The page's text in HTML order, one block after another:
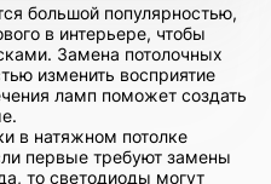
большой популярностью,
в интерьере, чтобы
Замена потолочных
изменить восприятие
ламп поможет создать
в натяжном потолке
первые требуют замены
то светодиоды могут